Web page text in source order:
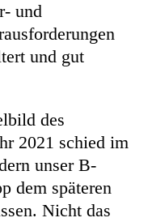
und
und gut
des
2021 schied im
unser B-
dem späteren
Nicht das